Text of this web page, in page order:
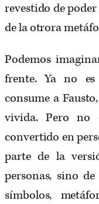
revestido de
de la otrora
Podemos
frente. Ya no
consume a
vivida. Pero no
convertido en
parte de la
personas, sino
símbolos,